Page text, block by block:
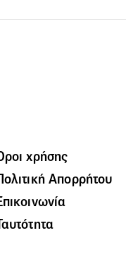
χρήσης
Απορρήτου